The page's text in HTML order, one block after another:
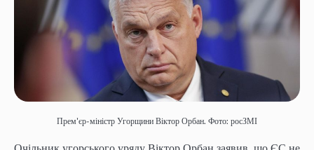
Прем'єр-міністр Угорщини Віктор Орбан. Фото: росЗМІ